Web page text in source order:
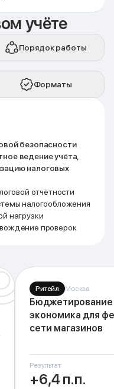
учёте
Порядок работы
Форматы
безопасности
ведение учёта,
налоговых
отчётности
налогообложения
нагрузки
проверок
Ритейл Москва
экономика для
сети магазинов
Результат
+6,4 п.п.